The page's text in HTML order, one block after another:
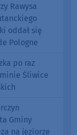
Rawysa
oddał się
Pologne
po raz
Śliwice
Gminy
na jeziorze